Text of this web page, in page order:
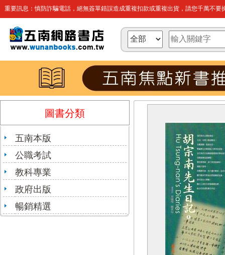
重要訊息：慎防詐騙電話，絕無簽單錯誤造成重複扣款或重複出貨，請您千萬不要
圖書分類
五南本版
公職考試
教科專業
政府出版
暢銷精選